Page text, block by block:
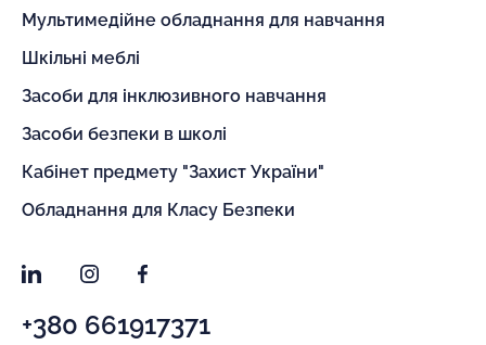
Мультимедійне обладнання для навчання
Шкільні меблі
Засоби для інклюзивного навчання
Засоби безпеки в школі
Кабінет предмету "Захист України"
Обладнання для Класу Безпеки
LinkedInInstagramFacebook
+380 661917371